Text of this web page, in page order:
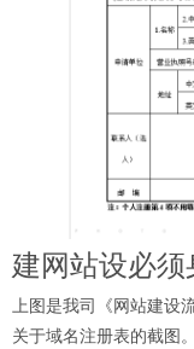
建网站设必须
上图是我司《网站建设
关于域名注册表的截图。